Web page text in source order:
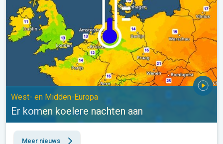
West- en Midden-Europa
Er komen koelere nachten aan
Meer nieuws